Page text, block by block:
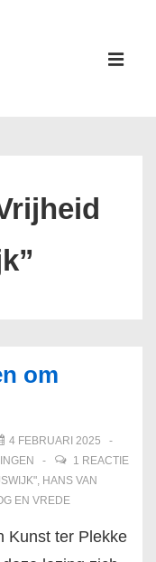
Hoofd
om
4 FEBRUARI 2025
1 REACTIE
, HANS VAN
EN VREDE
Kunst ter Plekke